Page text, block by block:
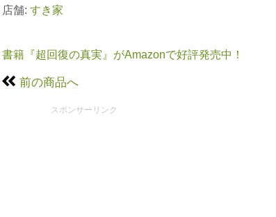
店舗: すき家
書籍『超回復の真実』がAmazonで好評発売中！
前の商品へ
スポンサーリンク